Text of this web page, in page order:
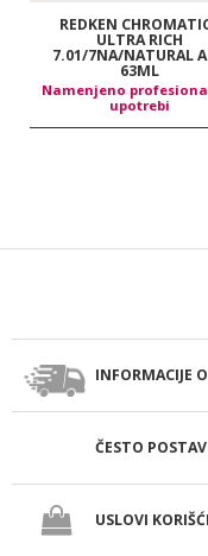
REDKEN
ULTRA RICH
7.01/7NA/NATURAL
63ML
Namenjeno
upotrebi
INFORMACIJE
ČESTO
USLOVI